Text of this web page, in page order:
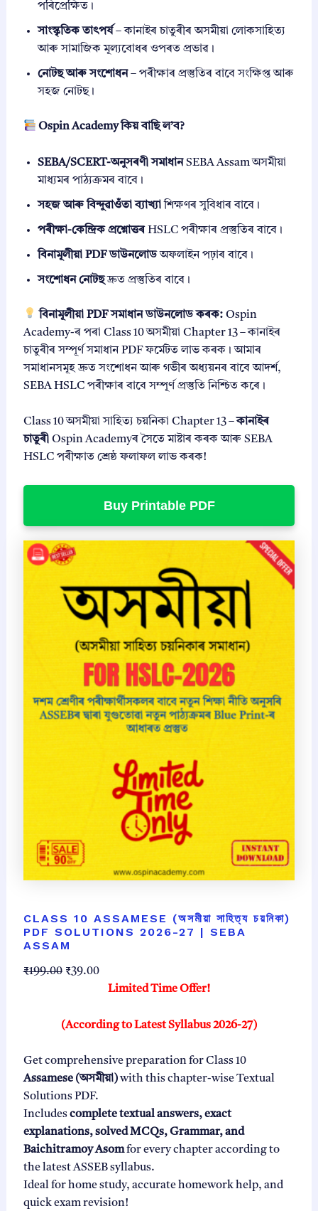
পৰিপ্রেক্ষিত।
সাংস্কৃতিক তাৎপৰ্য– কানাইৰ চাতুৰীৰ অসমীয়া লোকসাহিত্য
আৰু সামাজিক মূল্যবোধৰ ওপৰত প্ৰভাৱ।
নোটছ আৰু সংশোধন– পৰীক্ষাৰ প্ৰস্তুতিৰ বাবে সংক্ষিপ্ত আৰু
সহজ নোটছ।
Ospin Academy কিয় বাছি ল’ব?
SEBA/SCERT-অনুসৰণী সমাধানSEBA Assam অসমীয়া
মাধ্যমৰ পাঠ্যক্ৰমৰ বাবে।
সহজ আৰু বিন্দুৱাওঁতা ব্যাখ্যাশিক্ষণৰ সুবিধাৰ বাবে।
পৰীক্ষা-কেন্দ্ৰিক প্ৰশ্নোত্তৰHSLC পৰীক্ষাৰ প্ৰস্তুতিৰ বাবে।
বিনামূলীয়া PDF ডাউনলোডঅফলাইন পঢ়াৰ বাবে।
সংশোধন নোটছদ্ৰুত প্ৰস্তুতিৰ বাবে।
বিনামূলীয়া PDF সমাধান ডাউনলোড কৰক:Ospin
Academy-ৰ পৰা Class 10 অসমীয়া Chapter 13 – কানাইৰ
চাতুৰীৰ সম্পূৰ্ণ সমাধান PDF ফৰ্মেটত লাভ কৰক। আমাৰ
সমাধানসমূহ দ্ৰুত সংশোধন আৰু গভীৰ অধ্যয়নৰ বাবে আদৰ্শ,
SEBA HSLC পৰীক্ষাৰ বাবে সম্পূৰ্ণ প্ৰস্তুতি নিশ্চিত কৰে।
Class 10 অসমীয়া সাহিত্য চয়নিকা Chapter 13 –কানাইৰ
চাতুৰীOspin Academyৰ সৈতে মাষ্টাৰ কৰক আৰু SEBA
HSLC পৰীক্ষাত শ্ৰেষ্ঠ ফলাফল লাভ কৰক!
Buy Printable PDF
CLASS 10 ASSAMESE (অসমীয়া সাহিত্য চয়নিকা)
PDF SOLUTIONS 2026-27 | SEBA
ASSAM
₹199.00 O
g
n
a
l
p
r
i
c
e
w
₹39.00C
r
n
t
r
i
c
e
i
s
Limited Time Offer!
(According to Latest Syllabus 2026-27)
Get comprehensive preparation for Class 10
Assamese (অসমীয়া)with this chapter-wise Textual
Solutions PDF.
Includescomplete textual answers, exact
explanations, solved MCQs, Grammar, and
Baichitramoy Asomfor every chapter according to
the latest ASSEB syllabus.
Ideal for home study, accurate homework help, and
quick exam revision!